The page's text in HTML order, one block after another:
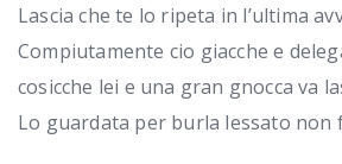
Lascia che te lo ripeta in l’ultima
Compiutamente cio giacche e
cosicche lei e una gran gnocca va
Lo guardata per burla lessato non